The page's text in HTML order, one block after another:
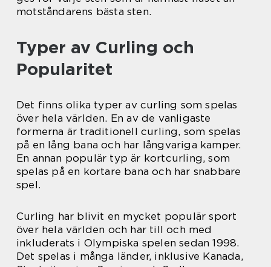
motståndarens bästa sten.
Typer av Curling och
Popularitet
Det finns olika typer av curling som spelas
över hela världen. En av de vanligaste
formerna är traditionell curling, som spelas
på en lång bana och har långvariga kamper.
En annan populär typ är kortcurling, som
spelas på en kortare bana och har snabbare
spel.
Curling har blivit en mycket populär sport
över hela världen och har till och med
inkluderats i Olympiska spelen sedan 1998.
Det spelas i många länder, inklusive Kanada,